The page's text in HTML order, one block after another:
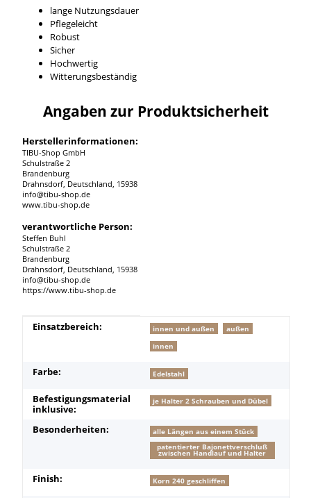
lange Nutzungsdauer
Pflegeleicht
Robust
Sicher
Hochwertig
Witterungsbeständig
Angaben zur Produktsicherheit
Herstellerinformationen:
TIBU-Shop GmbH
Schulstraße 2
Brandenburg
Drahnsdorf, Deutschland, 15938
info@tibu-shop.de
www.tibu-shop.de
verantwortliche Person:
Steffen Buhl
Schulstraße 2
Brandenburg
Drahnsdorf, Deutschland, 15938
info@tibu-shop.de
https://www.tibu-shop.de
Produkteigenschaft
Wert
Einsatzbereich: innen und außen
außen
innen
Farbe: Edelstahl
Befestigungsmaterial
inklusive:
je Halter 2 Schrauben und Dübel
Besonderheiten:
alle Längen aus einem Stück
patentierter Bajonettverschluß
zwischen Handlauf und Halter
Finish: Korn 240 geschliffen